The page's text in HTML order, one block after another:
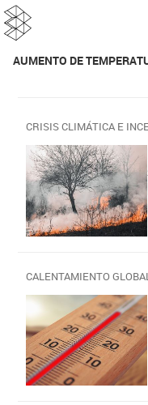
AUMENTO DE
CRISIS CLIMÁTICA E
CALENTAMIENTO